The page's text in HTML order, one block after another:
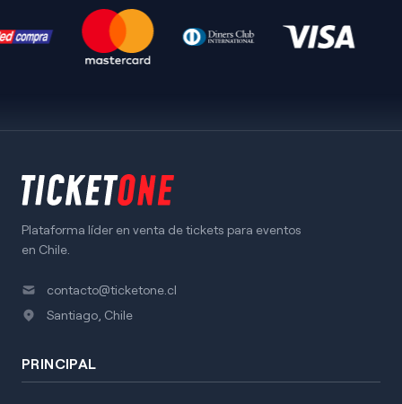
Plataforma líder en venta de tickets para eventos
en Chile.
contacto@ticketone.cl
Santiago, Chile
PRINCIPAL